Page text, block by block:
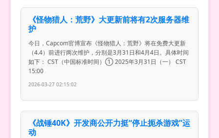
《怪物猎人：荒野》大更新前将有2次服务器维
护
今日，Capcom官博宣布《怪物猎人：荒野》将在免费大更新
（4.4）前进行两次维护，分别是3月31日和4月4日。具体时间
如下： CST（中国标准时间）① 2025年3月31日（一） CST
15:00
2026-03-27 02:15:02
《战锤40K》开发商公开力挺“停止扼杀游戏”运
动